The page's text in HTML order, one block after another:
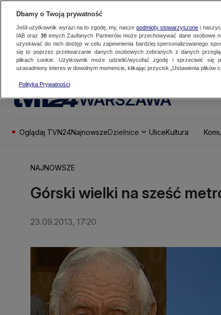
WARSZAWA
Oglądaj TVN24NajnowszeDzielnice UliceKultura
NAJNOWSZE
Górski wielki na sześć
23.09.2013, 17:20
Dbamy o Twoją prywatność
Jeśli użytkownik wyrazi na to zgodę, my, nasze podmioty stowarzyszonei
IAB oraz 30innych Zaufanych Partnerów może przechowywać dane osobowe
uzyskiwać do nich dostęp w celu zapewnienia bardziej spersonalizowanego
się to poprzez przetwarzanie danych osobowych zebranych z danych
plikach cookie. Użytkownik może udzielić/wycofać zgodę i sprzeciwić się
uzasadniony interes w dowolnym momencie, klikając przycisk „Ustawienia plików
Polityka Prywatności